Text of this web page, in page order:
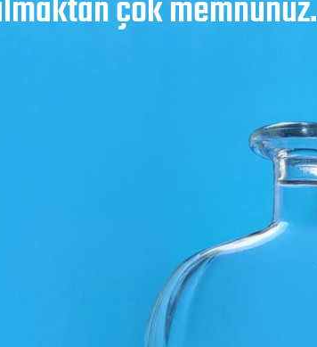
çok memnunuz.